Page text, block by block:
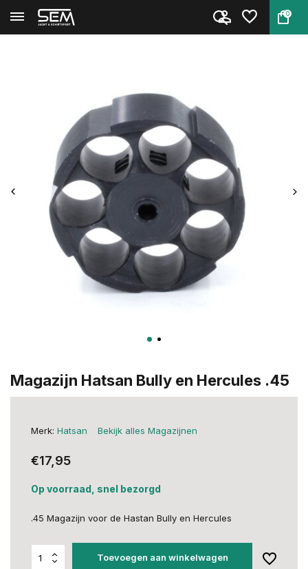
0
Terug Home Magazijn Hatsan Bully en Hercu...
Magazijn Hatsan Bully en Hercules .45
Merk: Hatsan Bekijk alles Magazijnen
€17,95
Op voorraad, snel bezorgd
.45 Magazijn voor de Hastan Bully en Hercules
Toevoegen aan winkelwagen